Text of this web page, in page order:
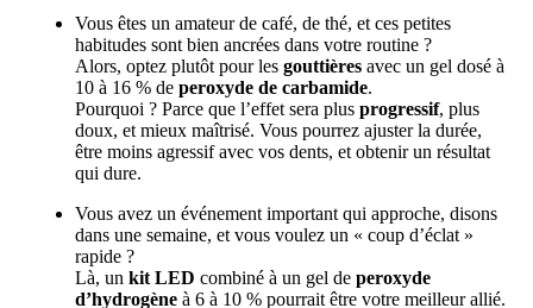
Vous êtes un amateur de café, de thé, et ces petites
habitudes sont bien ancrées dans votre routine ?
Alors, optez plutôt pour les gouttières avec un gel dosé à
10 à 16 % de peroxyde de carbamide.
Pourquoi ? Parce que l’effet sera plus progressif, plus
doux, et mieux maîtrisé. Vous pourrez ajuster la durée,
être moins agressif avec vos dents, et obtenir un résultat
qui dure.
Vous avez un événement important qui approche, disons
dans une semaine, et vous voulez un « coup d’éclat »
rapide ?
Là, un kit LED combiné à un gel de peroxyde
d’hydrogène à 6 à 10 % pourrait être votre meilleur allié.